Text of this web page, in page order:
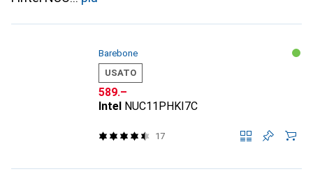
Barebone
USATO
CHF
589.–
Intel NUC11PHKI7C
17